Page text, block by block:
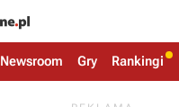
Newsroom Gry Rankingi